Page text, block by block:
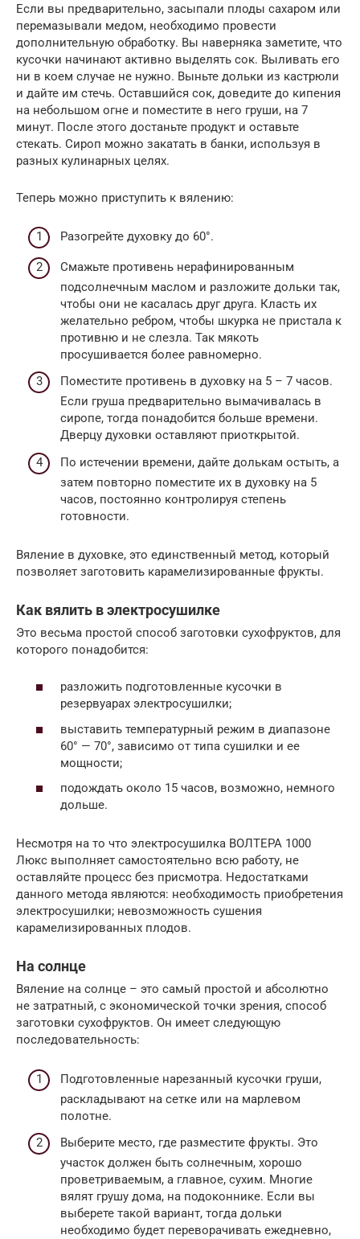
Если вы предварительно, засыпали плоды сахаром или
перемазывали медом, необходимо провести
дополнительную обработку. Вы наверняка заметите, что
кусочки начинают активно выделять сок. Выливать его
ни в коем случае не нужно. Выньте дольки из кастрюли
и дайте им стечь. Оставшийся сок, доведите до кипения
на небольшом огне и поместите в него груши, на 7
минут. После этого достаньте продукт и оставьте
стекать. Сироп можно закатать в банки, используя в
разных кулинарных целях.
Теперь можно приступить к вялению:
Разогрейте духовку до 60°.
Смажьте противень нерафинированным
подсолнечным маслом и разложите дольки так,
чтобы они не касалась друг друга. Класть их
желательно ребром, чтобы шкурка не пристала к
противню и не слезла. Так мякоть
просушивается более равномерно.
Поместите противень в духовку на 5 – 7 часов.
Если груша предварительно вымачивалась в
сиропе, тогда понадобится больше времени.
Дверцу духовки оставляют приоткрытой.
По истечении времени, дайте долькам остыть, а
затем повторно поместите их в духовку на 5
часов, постоянно контролируя степень
готовности.
Вяление в духовке, это единственный метод, который
позволяет заготовить карамелизированные фрукты.
Как вялить в электросушилке
Это весьма простой способ заготовки сухофруктов, для
которого понадобится:
разложить подготовленные кусочки в
резервуарах электросушилки;
выставить температурный режим в диапазоне
60° — 70°, зависимо от типа сушилки и ее
мощности;
подождать около 15 часов, возможно, немного
дольше.
Несмотря на то что электросушилка ВОЛТЕРА 1000
Люкс выполняет самостоятельно всю работу, не
оставляйте процесс без присмотра. Недостатками
данного метода являются: необходимость приобретения
электросушилки; невозможность сушения
карамелизированных плодов.
На солнце
Вяление на солнце – это самый простой и абсолютно
не затратный, с экономической точки зрения, способ
заготовки сухофруктов. Он имеет следующую
последовательность:
Подготовленные нарезанный кусочки груши,
раскладывают на сетке или на марлевом
полотне.
Выберите место, где разместите фрукты. Это
участок должен быть солнечным, хорошо
проветриваемым, а главное, сухим. Многие
вялят грушу дома, на подоконнике. Если вы
выберете такой вариант, тогда дольки
необходимо будет переворачивать ежедневно,